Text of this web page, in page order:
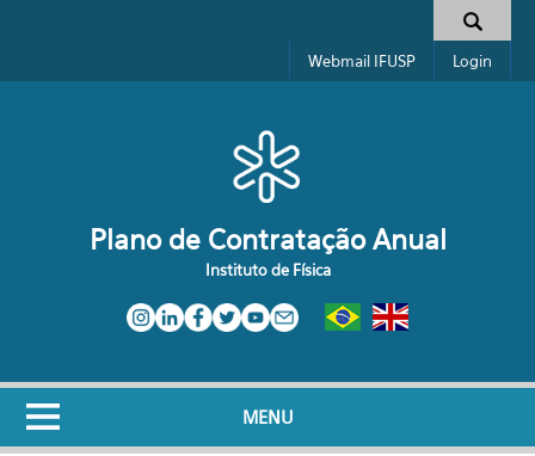
Formulário de busca
Webmail IFUSP Login
Plano de Contratação Anual
Instituto de Física
MENU